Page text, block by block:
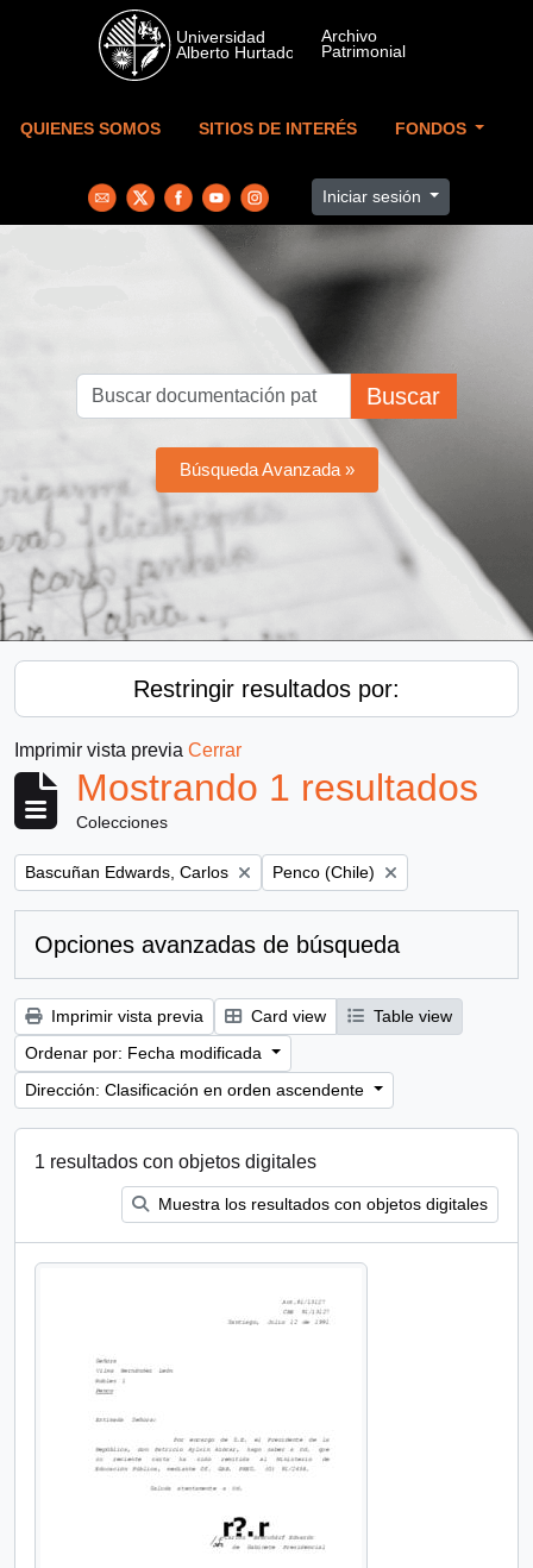
Skip to main content
QUIENES SOMOS SITIOS DE INTERÉS FONDOS
Iniciar sesión
Buscar
Búsqueda Avanzada »
Restringir resultados por:
Imprimir vista previa Cerrar
Mostrando 1 resultados
Colecciones
Remove filter:
Bascuñan Edwards, Carlos Remove filter:
Penco (Chile)
Opciones avanzadas de búsqueda
Imprimir vista previa Card view
Table view
Ordenar por: Fecha modificada
Dirección: Clasificación en orden ascendente
1 resultados con objetos digitales
Muestra los resultados con objetos digitales